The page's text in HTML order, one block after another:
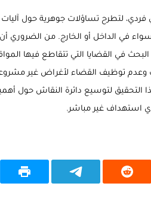
لتطرح تساؤلات جوهرية حول آليات
في الداخل أو الخارج. من الضروري أن
في القضايا التي تتقاطع فيها
وعدم توظيف القضاء لأغراض غير
التحقيق لتوسيع دائرة النقاش حول
أي استهداف غير مباشر.